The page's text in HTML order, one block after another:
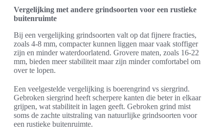
Vergelijking met andere grindsoorten voor een rustieke
buitenruimte
Bij een vergelijking grindsoorten valt op dat fijnere fracties,
zoals 4-8 mm, compacter kunnen liggen maar vaak stoffiger
zijn en minder waterdoorlatend. Grovere maten, zoals 16-22
mm, bieden meer stabiliteit maar zijn minder comfortabel om
over te lopen.
Een veelgestelde vergelijking is boerengrind vs siergrind.
Gebroken siergrind heeft scherpere kanten die beter in elkaar
grijpen, wat stabiliteit in lagen geeft. Gebroken grind mist
soms de zachte uitstraling van natuurlijke grindsoorten voor
een rustieke buitenruimte.